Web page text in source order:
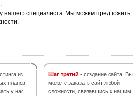
у нашего специалиста. Мы можем предложить
из
планов.
у нас
Шаг третий - создание сайта. Вы
можете заказать сайт любой
сложности, связавшись с нашим